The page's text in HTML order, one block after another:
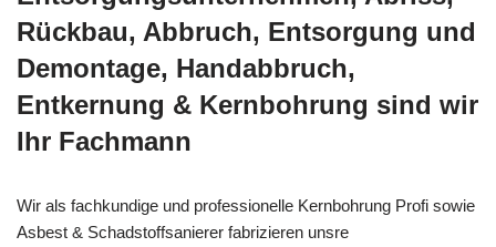
Rückbau, Abbruch, Entsorgung und
Demontage, Handabbruch,
Entkernung & Kernbohrung sind wir
Ihr Fachmann
Wir als fachkundige und professionelle Kernbohrung Profi sowie
Asbest & Schadstoffsanierer fabrizieren unsre